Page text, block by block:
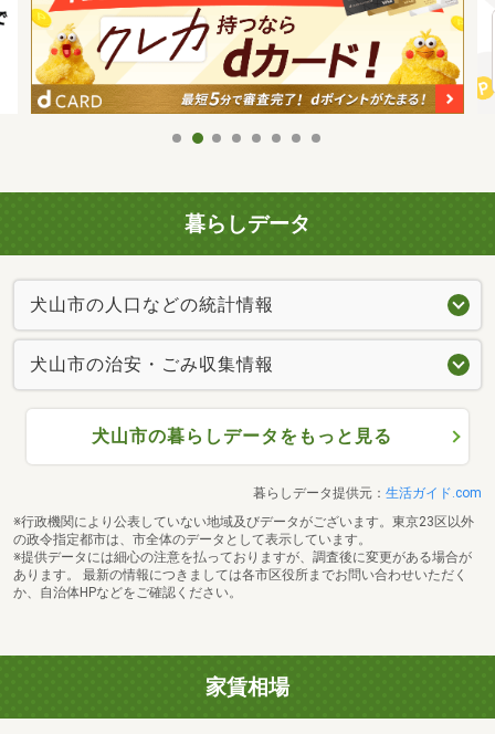
暮らしデータ
犬山市の人口などの統計情報
犬山市の治安・ごみ収集情報
犬山市の暮らしデータをもっと見る
暮らしデータ提供元： 生活ガイド.com
※行政機関により公表していない地域及びデータがございます。東京23区以外
の政令指定都市は、市全体のデータとして表示しています。
※提供データには細心の注意を払っておりますが、調査後に変更がある場合が
あります。 最新の情報につきましては各市区役所までお問い合わせいただく
か、自治体HPなどをご確認ください。
家賃相場